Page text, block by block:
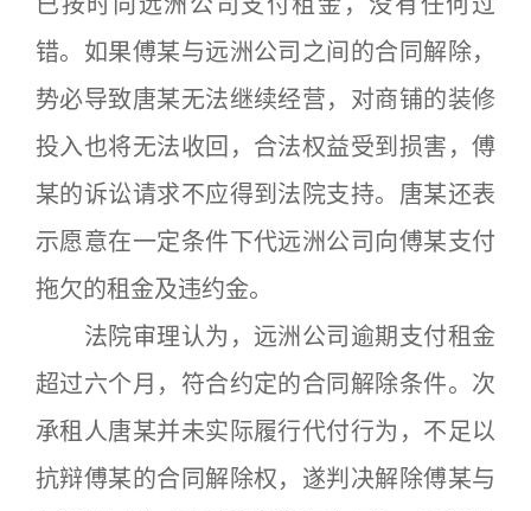
错。如果傅某与远洲公司之间的合同解除，
势必导致唐某无法继续经营，对商铺的装修
投入也将无法收回，合法权益受到损害，傅
某的诉讼请求不应得到法院支持。唐某还表
示愿意在一定条件下代远洲公司向傅某支付
拖欠的租金及违约金。
法院审理认为，远洲公司逾期支付租金
超过六个月，符合约定的合同解除条件。次
承租人唐某并未实际履行代付行为，不足以
抗辩傅某的合同解除权，遂判决解除傅某与